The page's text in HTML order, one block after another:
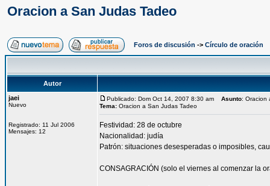
Oracion a San Judas Tadeo
Foros de discusión -> Círculo de oración
Autor
jaei
Nuevo
Registrado: 11 Jul 2006
Mensajes: 12
Publicado: Dom Oct 14, 2007 8:30 am Asunto: Oracion
Tema: Oracion a San Judas Tadeo
Festividad: 28 de octubre
Nacionalidad: judía
Patrón: situaciones desesperadas o imposibles,
CONSAGRACIÓN (solo el viernes al comenzar la